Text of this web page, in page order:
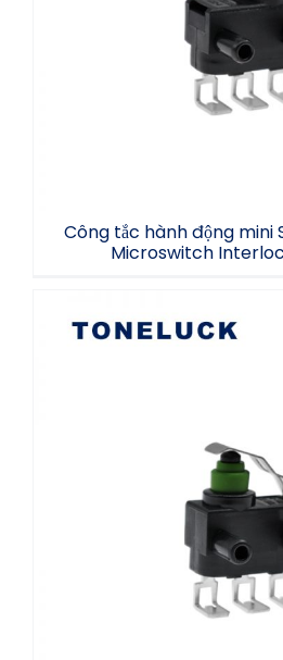
Công tắc hành động
nước Microswitch
Công tắc hành động mini
Microswitch
Công tắc vi mô liên động